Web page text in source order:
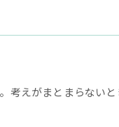
考えがまとまらない